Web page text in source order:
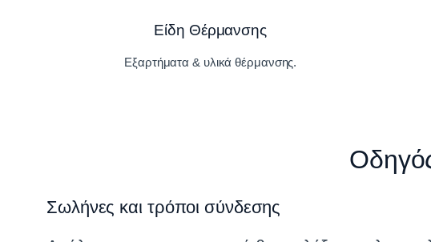
Είδη Θέρμανσης
Εξαρτήματα & υλικά θέρμανσης.
Σωλήνες και τρόποι σύνδεσης